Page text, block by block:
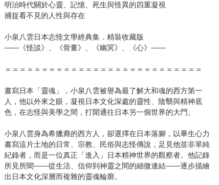
明治時代關於心靈、記憶、死生與怪異的四重凝視
捕捉看不見的人性與存在
小泉八雲日本志怪文學經典集．精裝收藏版
——《怪談》、《骨董》、《幽冥》、《心》——
＝＝＝＝＝＝＝＝＝＝＝＝＝＝＝＝＝＝＝＝＝＝＝＝＝＝＝
書寫日本「靈魂」，小泉八雲被譽為最了解大和魂的西方第一
人，他以外來之眼，凝視日本文化深處的靈性、陰翳與精神底
色，在志怪與美學之間，打開通往日本另一個世界的大門。
小泉八雲身為希臘裔的西方人，卻選擇在日本落腳，以畢生心力
書寫這片土地的日常、宗教、民俗與志怪傳說，足見他並非單純
紀錄者，而是一位真正「進入」日本精神世界的觀察者。他記錄
所見所聞——從生活、信仰到神靈之間的細微連結——逐步描繪
出日本文化深層而複雜的靈魂輪廓。